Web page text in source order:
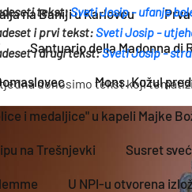
na Baniji u Karlovcu
Santuario della Madonna di
Mons. Kožul
i medaljice" u kapeli Majke
na Trešnjevki Susret
U NPI-u otvorena
tekst:Sveti Josip - ufanje
i prvi tekst:Sveti Josip -
i drugi tekst:Sveti Josip -
donosimo tekst koji